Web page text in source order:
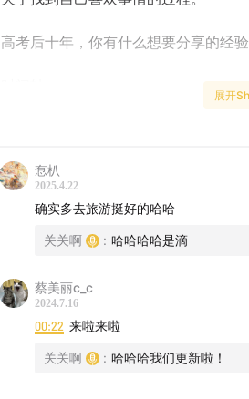
高考后十年，你有什么想要分享的经
08:59 一个人去旅行
去体验更多事情，不拒绝可能性
14:00 电影院打工日志
“我觉得最有用的就是英文”
展开
㤫朳
2025.4.22
确实多去旅游挺好的哈哈
关关啊 : 哈哈哈哈是滴
蔡美丽c_c
2024.7.16
00:22 来啦来啦
关关啊 : 哈哈哈我们更新啦！